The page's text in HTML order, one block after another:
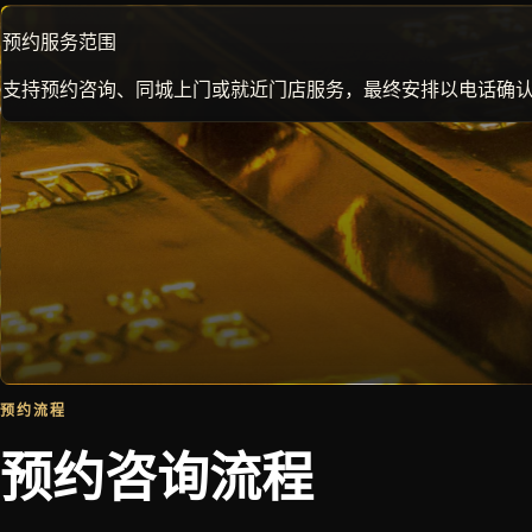
预约服务范围
支持预约咨询、同城上门或就近门店服务，最终安排以电话确
预约流程
预约咨询流程